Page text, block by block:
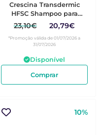
Crescina Transdermic
HFSC Shampoo para
Homem 200ml
23,10€ 20,79€
*Promoção válida de 01/07/2026 a
31/07/2026
Disponível
Comprar
10%